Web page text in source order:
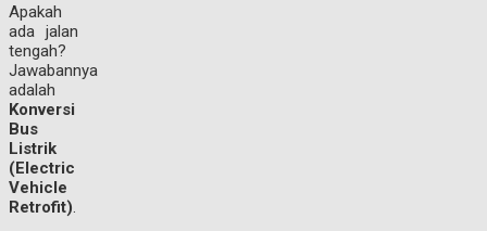
Apakah
ada jalan
tengah?
Jawabannya
adalah
Konversi
Bus
Listrik
(Electric
Vehicle
Retrofit).